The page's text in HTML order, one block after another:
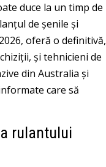
duce la un timp de
de șenile și
oferă o definitivă,
și tehnicieni de
din Australia și
care să
rulantului